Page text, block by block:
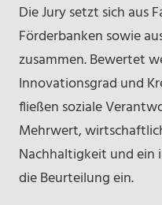
Die Jury setzt sich aus
Förderbanken sowie
zusammen. Bewertet
Innovationsgrad und
fließen soziale
Mehrwert,
Nachhaltigkeit und
die Beurteilung ein.